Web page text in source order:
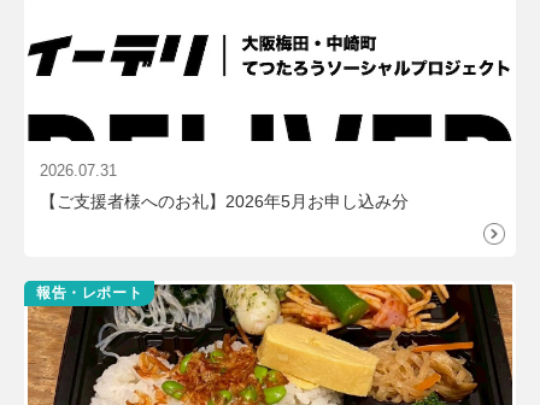
2026.07.31
【ご支援者様へのお礼】2026年5月お申し込み分
報告・レポート